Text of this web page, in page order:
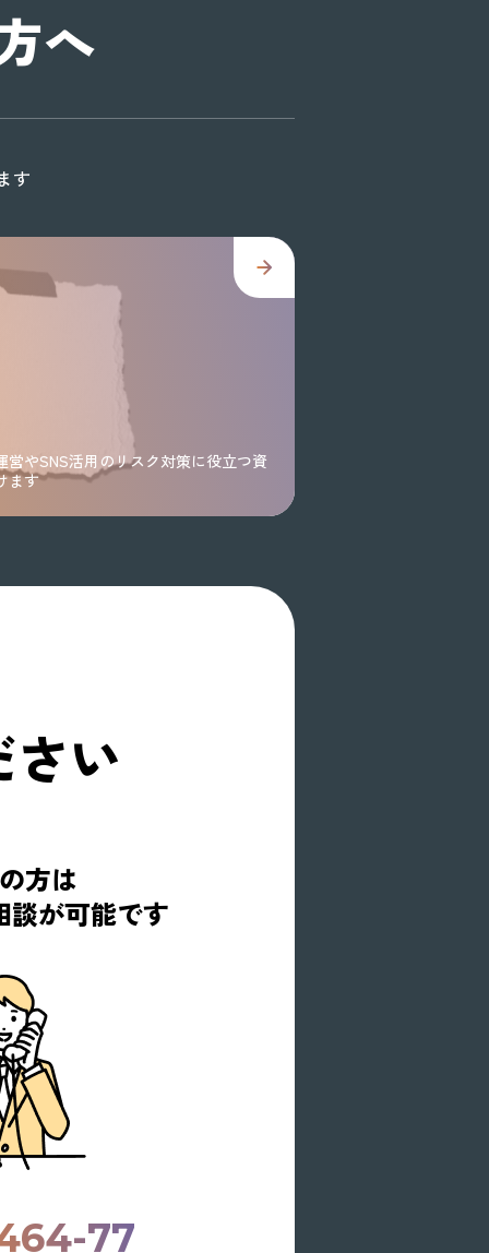
へ
す
やSNS活用のリスク対策に役立つ資
ます
い
方は
談が可能です
77